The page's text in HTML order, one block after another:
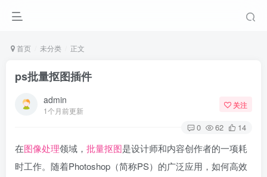
首页 未分类 正文
ps批量抠图插件
admin
1个月前更新
关注
0 62 14
在图像处理领域， 批量抠图是设计师和内容创作者的一项耗
时工作。随着Photoshop（简称PS）的广泛应用，如何高效